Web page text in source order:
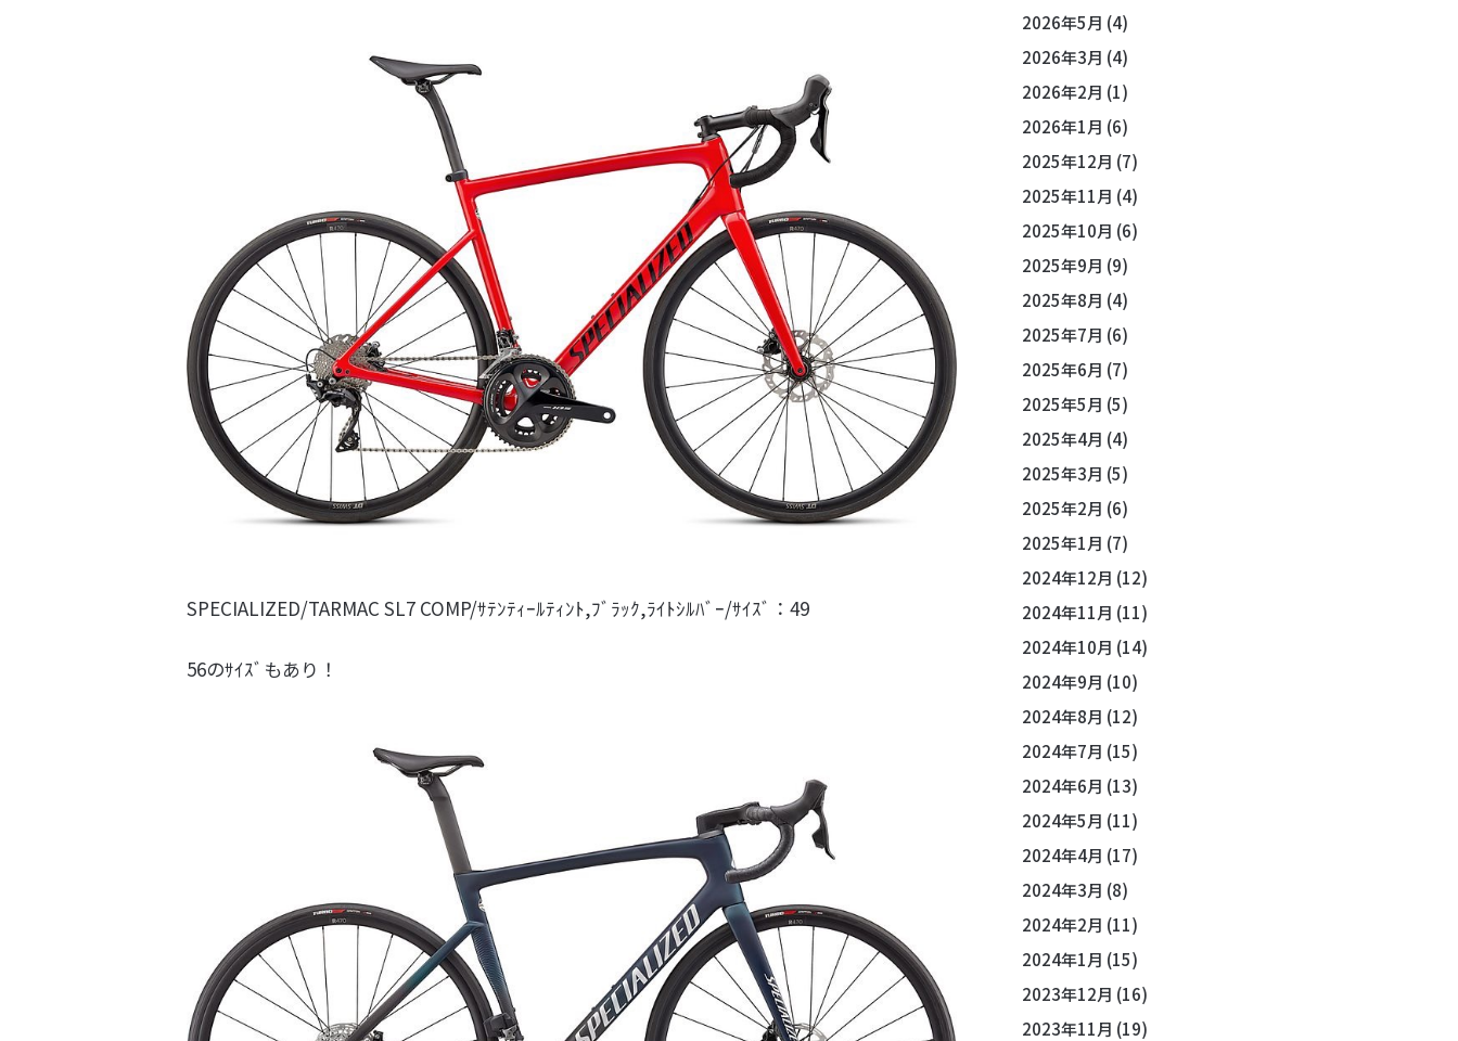
SPECIALIZED/TARMAC SL7 COMP/ｻﾃﾝﾃｨｰﾙﾃｨﾝﾄ,ﾌﾞﾗｯｸ,ﾗｲﾄｼﾙﾊﾞｰ/ｻｲｽﾞ：49
56のｻｲｽﾞもあり！
2026年5月 (4)
2026年3月 (4)
2026年2月 (1)
2026年1月 (6)
2025年12月 (7)
2025年11月 (4)
2025年10月 (6)
2025年9月 (9)
2025年8月 (4)
2025年7月 (6)
2025年6月 (7)
2025年5月 (5)
2025年4月 (4)
2025年3月 (5)
2025年2月 (6)
2025年1月 (7)
2024年12月 (12)
2024年11月 (11)
2024年10月 (14)
2024年9月 (10)
2024年8月 (12)
2024年7月 (15)
2024年6月 (13)
2024年5月 (11)
2024年4月 (17)
2024年3月 (8)
2024年2月 (11)
2024年1月 (15)
2023年12月 (16)
2023年11月 (19)